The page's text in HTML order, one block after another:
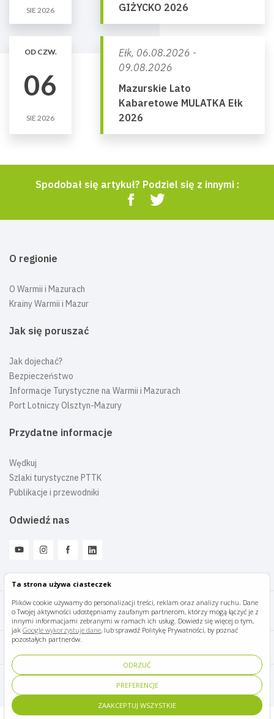
Ta strona używa ciasteczek
Plików cookie używamy do personalizacji treści, reklam oraz analizy ruchu. Dane
o Twojej aktywności udostępniamy zaufanym partnerom, którzy mogą łączyć je z
innymi informacjami zebranymi w ramach ich usług. Dowiedz się więcej o tym,
jak Google wykorzystuje dane, lub sprawdź Politykę Prywatności, by poznać
pozostałych partnerów.
ODRZUĆ
PREFERENCJE
ZAAKCEPTUJ WSZYSTKIE
SIE 2026
GIŻYCKO 2026
OD CZW.
06
SIE 2026
Ełk, 06.08.2026 -
09.08.2026
Mazurskie Lato
Kabaretowe MULATKA Ełk
2026
Spodobał się artykuł? Podziel się z innymi :
O regionie
O Warmii i Mazurach
Krainy Warmii i Mazur
Jak się poruszać
Jak dojechać?
Bezpieczeństwo
Informacje Turystyczne na Warmii i Mazurach
Port Lotniczy Olsztyn-Mazury
Przydatne informacje
Wędkuj
Szlaki turystyczne PTTK
Publikacje i przewodniki
Odwiedź nas
Mazury Travel © 2026
Polityka prywatności